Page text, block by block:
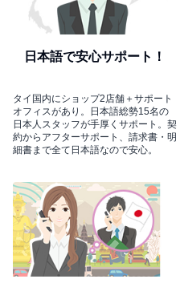
日本語で安心サポート！
タイ国内にショップ2店舗＋サポート
オフィスがあり。日本語総勢15名の
日本人スタッフが手厚くサポート。契
約からアフターサポート、請求書・明
細書まで全て日本語なので安心。